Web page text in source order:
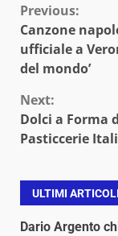
Continue
Reading
Previous:
Canzone
ufficiale a
del mondo’
Next:
Dolci a Forma
Pasticcerie
ULTIMI ARTICOLI
Dario Argento